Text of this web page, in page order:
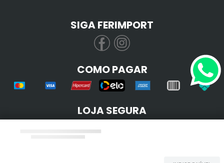
SIGA FERIMPORT
COMO PAGAR
LOJA SEGURA